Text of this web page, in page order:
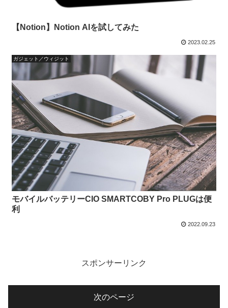
【Notion】Notion AIを試してみた
2023.02.25
ガジェット／ウィジット
モバイルバッテリーCIO SMARTCOBY Pro PLUGは便
利
2022.09.23
スポンサーリンク
次のページ